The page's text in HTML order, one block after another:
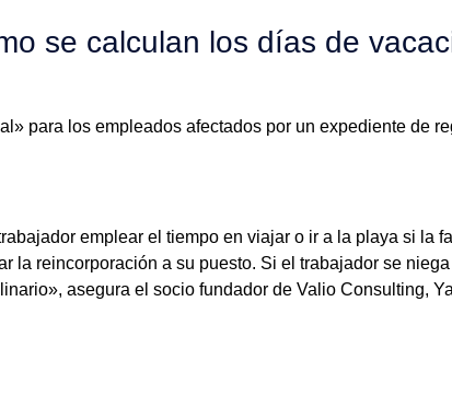
se calculan los días de
para los empleados afectados por un expediente de
emplear el tiempo en viajar o ir a la playa si la
la reincorporación a su puesto. Si el trabajador se
asegura el socio fundador de Valio Consulting,